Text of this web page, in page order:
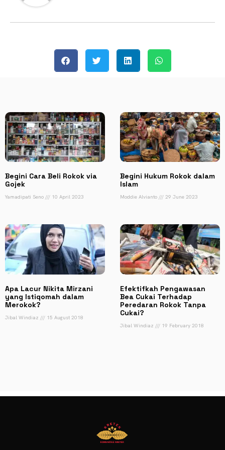
Begini Cara Beli Rokok via
Gojek
Yamadipati Seno 10 April 2023
Begini Hukum Rokok dalam
Islam
Moddie Alvianto 29 June 2023
Apa Lacur Nikita Mirzani
yang Istiqomah dalam
Merokok?
Jibal Windiaz 15 August 2018
Efektifkah Pengawasan
Bea Cukai Terhadap
Peredaran Rokok Tanpa
Cukai?
Jibal Windiaz 19 February 2018